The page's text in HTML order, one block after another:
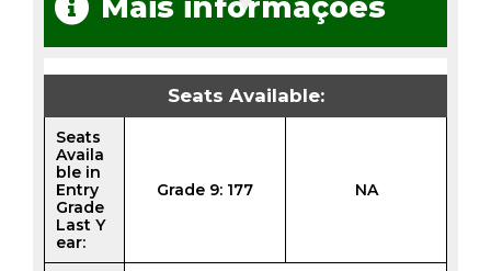
Seats Available:
Seats
Availa
ble in
Entry
Grade
Last Y
ear:
Grade 9: 177 NA